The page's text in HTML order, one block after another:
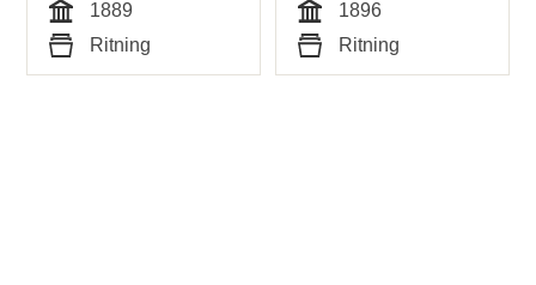
Tid
1889
Typ
Ritning Tid
1896
Typ
Ritning